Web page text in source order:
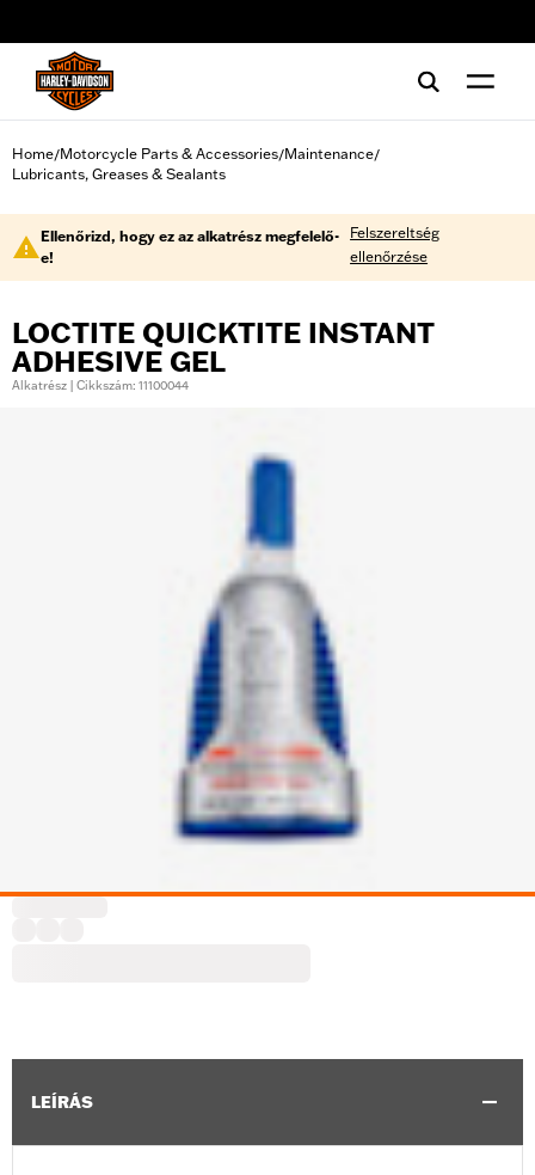
Home/Motorcycle Parts & Accessories/Maintenance/
Lubricants, Greases & Sealants
Ellenőrizd, hogy ez az alkatrész megfelelő-
e!
Felszereltség
ellenőrzése
LOCTITE QUICKTITE INSTANT
ADHESIVE GEL
Alkatrész | Cikkszám: 11100044
LEÍRÁS